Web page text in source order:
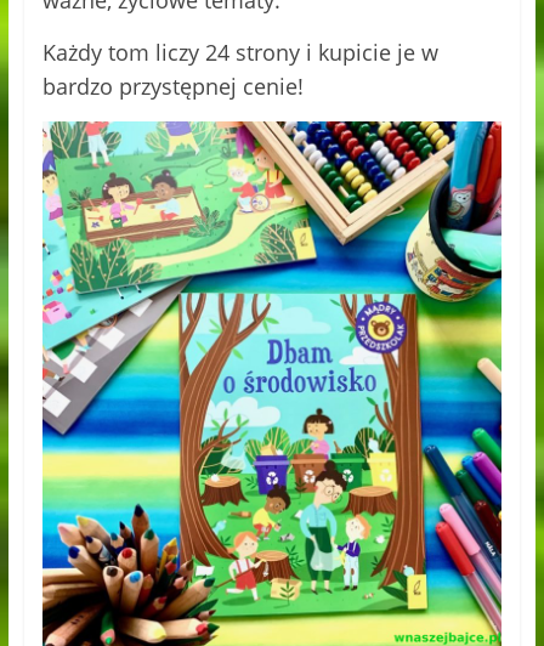
Każdy tom liczy 24 strony i kupicie je w
bardzo przystępnej cenie!